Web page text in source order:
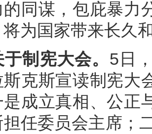
的同谋，包庇暴力
为国家带来长久
于制宪大会。 5日
克斯宣读制宪大
成立真相、公正
担任委员会主席；